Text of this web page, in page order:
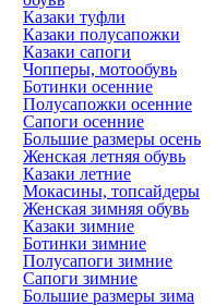
Казаки туфли
Казаки полусапожки
Казаки сапоги
Чопперы, мотообувь
Ботинки осенние
Полусапожки осенние
Сапоги осенние
Большие размеры осень
Женская летняя обувь
Казаки летние
Мокасины, топсайдеры
Женская зимняя обувь
Казаки зимние
Ботинки зимние
Полусапоги зимние
Сапоги зимние
Большие размеры зима